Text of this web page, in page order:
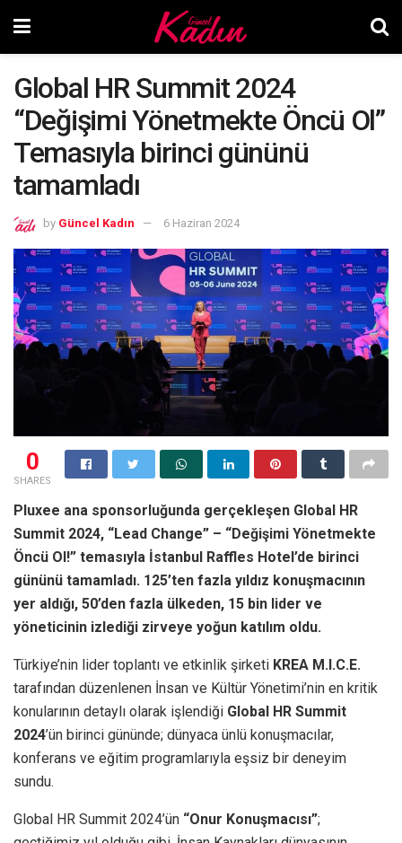
Global HR Summit 2024
“Değişimi Yönetmekte Öncü Ol”
Temasıyla birinci gününü
tamamladı
by Güncel Kadın 6 Haziran 2024
0
SHARES
Pluxee ana sponsorluğunda gerçekleşen Global HR
Summit 2024, “Lead Change” – “Değişimi Yönetmekte
Öncü Ol!” temasıyla İstanbul Raffles Hotel’de birinci
gününü tamamladı. 125’ten fazla yıldız konuşmacının
yer aldığı, 50’den fazla ülkeden, 15 bin lider ve
yöneticinin izlediği zirveye yoğun katılım oldu.
Türkiye’nin lider toplantı ve etkinlik şirketi KREA M.I.C.E.
tarafından düzenlenen İnsan ve Kültür Yönetimi’nin en kritik
konularının detaylı olarak işlendiği Global HR Summit
2024’ün birinci gününde; dünyaca ünlü konuşmacılar,
konferans ve eğitim programlarıyla eşsiz bir deneyim
sundu.
Global HR Summit 2024’ün “Onur Konuşmacısı”;